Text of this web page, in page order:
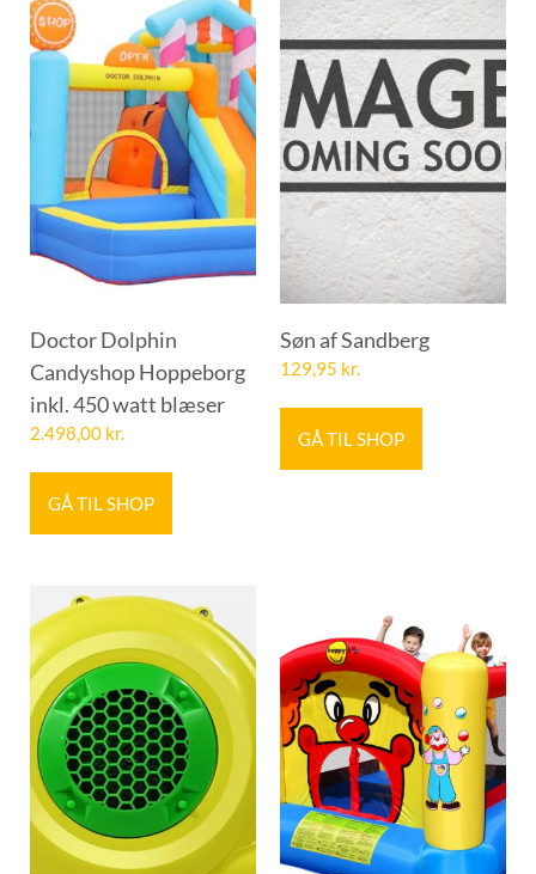
Doctor Dolphin
Candyshop Hoppeborg
inkl. 450 watt blæser
2.498,00 kr.
GÅ TIL SHOP
Søn af Sandberg
129,95 kr.
GÅ TIL SHOP